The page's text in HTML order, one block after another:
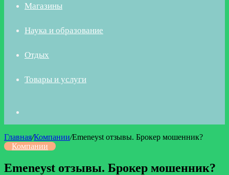
Магазины
Наука и образование
Отдых
Товары и услуги
Главная/Компании/Emeneyst отзывы. Брокер мошенник?
Компании
Emeneyst отзывы. Брокер мошенник?